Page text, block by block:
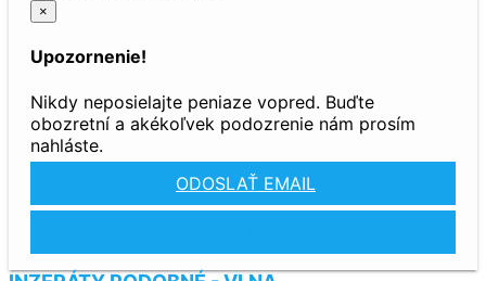
×
Upozornenie!
Nikdy neposielajte peniaze vopred. Buďte
obozretní a akékoľvek podozrenie nám prosím
nahláste.
ODOSLAŤ EMAIL